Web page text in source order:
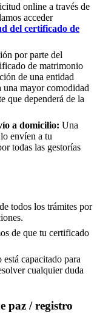
online a través de
acceder
del certificado de
por parte del
de matrimonio
de una entidad
una mayor comodidad
que dependerá de la
a domicilio: Una
envíen a tu
todas las gestorías
todos los trámites por
de que tu certificado
capacitado para
cualquier duda
paz / registro